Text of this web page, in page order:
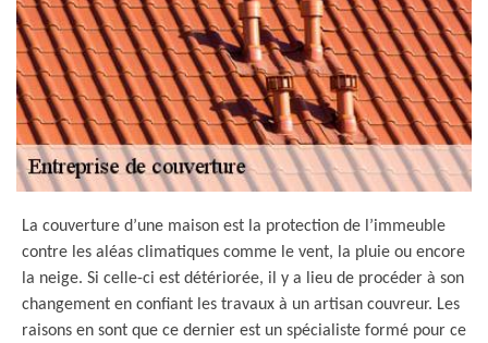
La couverture d’une maison est la protection de l’immeuble
contre les aléas climatiques comme le vent, la pluie ou encore
la neige. Si celle-ci est détériorée, il y a lieu de procéder à son
changement en confiant les travaux à un artisan couvreur. Les
raisons en sont que ce dernier est un spécialiste formé pour ce